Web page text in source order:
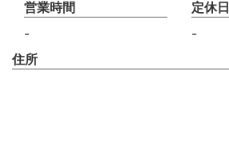
営業時間
-
定休日
-
住所